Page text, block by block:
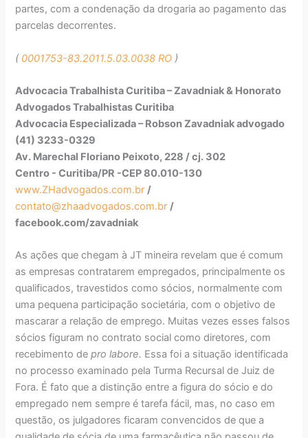
partes, com a condenação da drogaria ao pagamento das
parcelas decorrentes.
( 0001753-83.2011.5.03.0038 RO )
Advocacia Trabalhista Curitiba – Zavadniak & Honorato
Advogados Trabalhistas Curitiba
Advocacia Especializada – Robson Zavadniak advogado
(41) 3233-0329
Av. Marechal Floriano Peixoto, 228 / cj. 302
Centro - Curitiba/PR -CEP 80.010-130
www.ZHadvogados.com.br /
contato@zhaadvogados.com.br /
facebook.com/zavadniak
As ações que chegam à JT mineira revelam que é comum
as empresas contratarem empregados, principalmente os
qualificados, travestidos como sócios, normalmente com
uma pequena participação societária, com o objetivo de
mascarar a relação de emprego. Muitas vezes esses falsos
sócios figuram no contrato social como diretores, com
recebimento depro labore. Essa foi a situação identificada
no processo examinado pela Turma Recursal de Juiz de
Fora. É fato que a distinção entre a figura do sócio e do
empregado nem sempre é tarefa fácil, mas, no caso em
questão, os julgadores ficaram convencidos de que a